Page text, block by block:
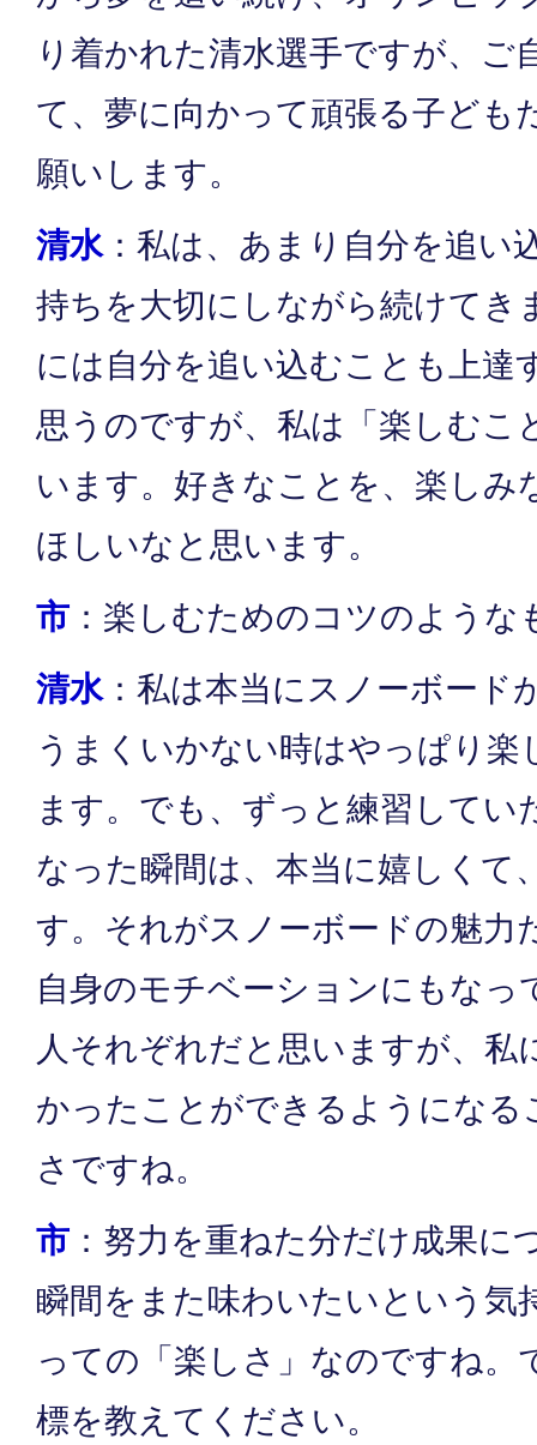
り着かれた清水選手ですが、ご
て、夢に向かって頑張る子ども
願いします。
清水：私は、あまり自分を追い
持ちを大切にしながら続けてき
には自分を追い込むことも上達
思うのですが、私は「楽しむこ
います。好きなことを、楽しみ
ほしいなと思います。
市 ：楽しむためのコツのよう
清水：私は本当にスノーボード
うまくいかない時はやっぱり
ます。でも、ずっと練習してい
なった瞬間は、本当に嬉しくて
す。それがスノーボードの魅力
自身のモチベーションにもなっ
人それぞれだと思いますが、私
かったことができるようになる
さですね。
市 ：努力を重ねた分だけ成果に
瞬間をまた味わいたいという気
っての「楽しさ」なのですね。
標を教えてください。